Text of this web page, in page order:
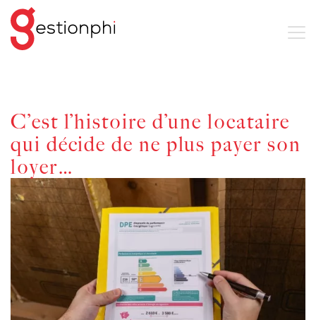
C’est l’histoire d’une locataire
qui décide de ne plus payer son
loyer…